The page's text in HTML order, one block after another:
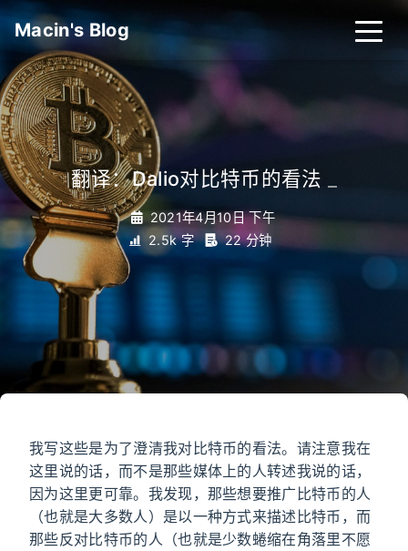
Macin's Blog
翻译：Dalio对比特币的看法
2021年4月10日 下午
2.5k 字
22 分钟
我写这些是为了澄清我对比特币的看法。请注意我在
这里说的话，而不是那些媒体上的人转述我说的话，
因为这里更可靠。我发现，那些想要推广比特币的人
（也就是大多数人）是以一种方式来描述比特币，而
那些反对比特币的人（也就是少数蜷缩在角落里不愿